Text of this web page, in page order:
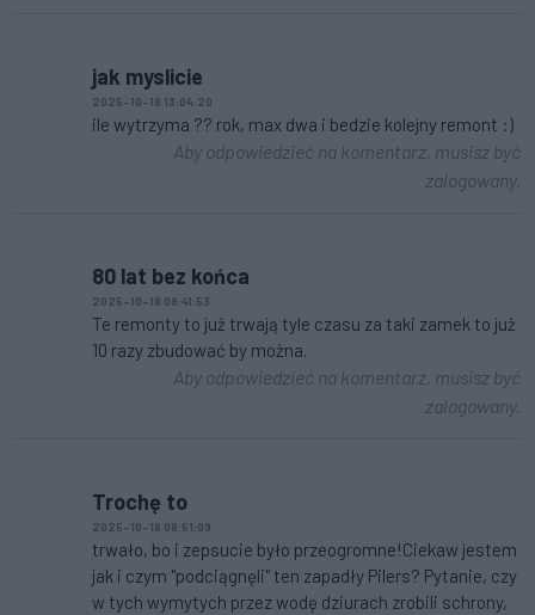
jak myslicie
2025-10-19 13:04:20
ile wytrzyma ?? rok, max dwa i bedzie kolejny remont :)
Aby odpowiedzieć na komentarz, musisz być
zalogowany.
80 lat bez końca
2025-10-18 09:41:53
Te remonty to już trwają tyle czasu za taki zamek to już
10 razy zbudować by można.
Aby odpowiedzieć na komentarz, musisz być
zalogowany.
Trochę to
2025-10-18 08:51:09
trwało, bo i zepsucie było przeogromne!Ciekaw jestem
jak i czym "podciągnęli" ten zapadły Pilers? Pytanie, czy
w tych wymytych przez wodę dziurach zrobili schrony,